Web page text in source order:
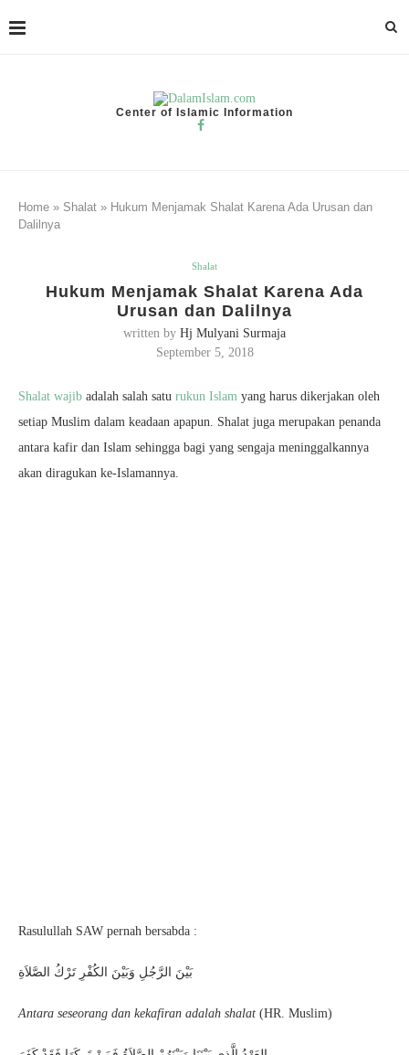
Center of Islamic Information
Home » Shalat » Hukum Menjamak Shalat Karena Ada Urusan dan
Dalilnya
Shalat
Hukum Menjamak Shalat Karena Ada
Urusan dan Dalilnya
written by Hj Mulyani Surmaja
September 5, 2018
Shalat wajib adalah salah satu rukun Islam yang harus dikerjakan oleh
setiap Muslim dalam keadaan apapun. Shalat juga merupakan penanda
antara kafir dan Islam sehingga bagi yang sengaja meninggalkannya
akan diragukan ke-Islamannya.
Rasulullah SAW pernah bersabda :
بَيْنَ الرَّجُلِ وَبَيْنَ الكُفْرِ تَرْكُ الصَّلاَةِ
Antara seseorang dan kekafiran adalah shalat (HR. Muslim)